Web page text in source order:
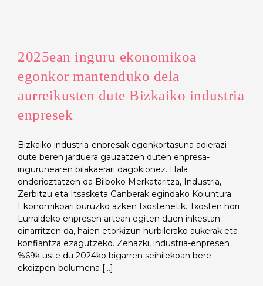
2025ean inguru ekonomikoa
egonkor mantenduko dela
aurreikusten dute Bizkaiko industria
enpresek
Bizkaiko industria-enpresak egonkortasuna adierazi
dute beren jarduera gauzatzen duten enpresa-
ingurunearen bilakaerari dagokionez. Hala
ondorioztatzen da Bilboko Merkataritza, Industria,
Zerbitzu eta Itsasketa Ganberak egindako Koiuntura
Ekonomikoari buruzko azken txostenetik. Txosten hori
Lurraldeko enpresen artean egiten duen inkestan
oinarritzen da, haien etorkizun hurbilerako aukerak eta
konfiantza ezagutzeko. Zehazki, industria-enpresen
%69k uste du 2024ko bigarren seihilekoan bere
ekoizpen-bolumena [...]